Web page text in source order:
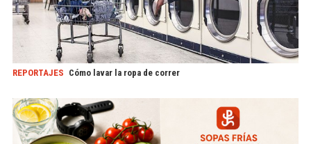
REPORTAJES Cómo lavar la ropa de correr